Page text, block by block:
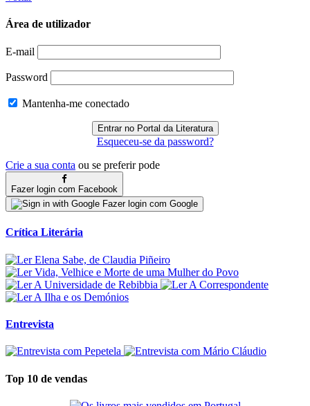
Área de utilizador
E-mail
Password
Mantenha-me conectado
Esqueceu-se da password?
Crie a sua conta ou se preferir pode
Fazer login com Facebook
Fazer login com Google
Crítica Literária
Entrevista
Top 10 de vendas